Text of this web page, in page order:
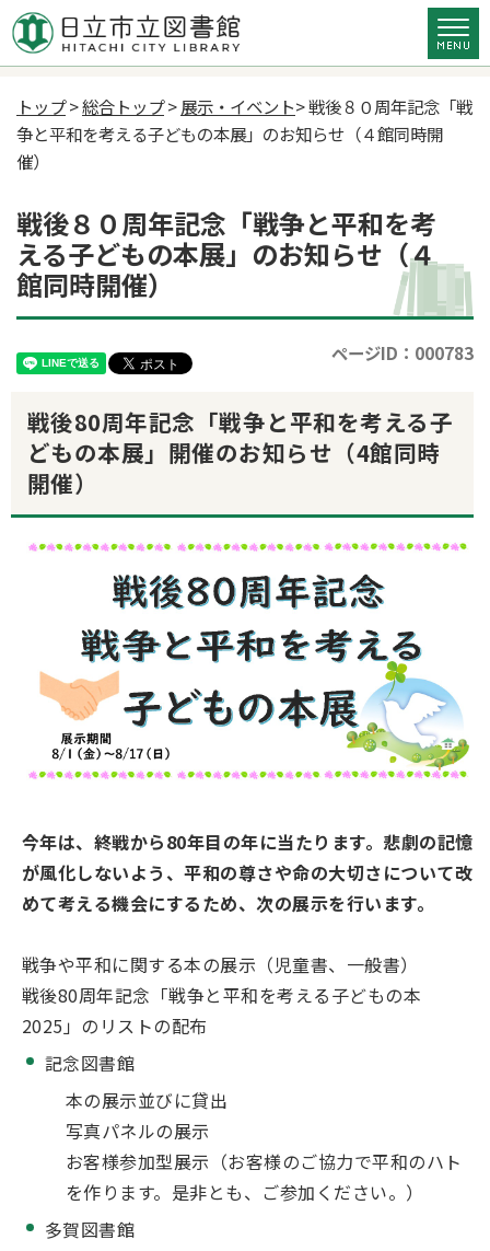
トップ>総合トップ>展示・イベント> 戦後８０周年記念「戦
争と平和を考える子どもの本展」のお知らせ（４館同時開
催）
戦後８０周年記念「戦争と平和を考
える子どもの本展」のお知らせ（４
館同時開催）
ページID：000783
戦後80周年記念「戦争と平和を考える子
どもの本展」開催のお知らせ（4館同時
開催）
今年は、終戦から80年目の年に当たります。悲劇の記憶
が風化しないよう、平和の尊さや命の大切さについて改
めて考える機会にするため、次の展示を行います。
戦争や平和に関する本の展示（児童書、一般書）
戦後80周年記念「戦争と平和を考える子どもの本
2025」のリストの配布
記念図書館
本の展示並びに貸出
写真パネルの展示
お客様参加型展示（お客様のご協力で平和のハト
を作ります。是非とも、ご参加ください。）
多賀図書館